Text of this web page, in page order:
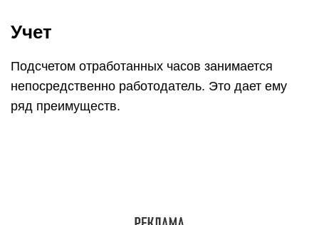
Учет
Подсчетом отработанных часов занимается
непосредственно работодатель. Это дает ему
ряд преимуществ.